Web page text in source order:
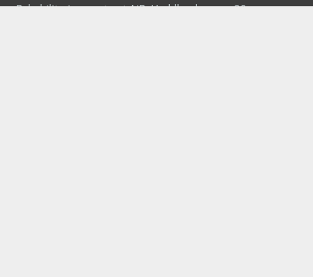
Rehabiliteringssenteret AiR, Haddlandsvegen 20,